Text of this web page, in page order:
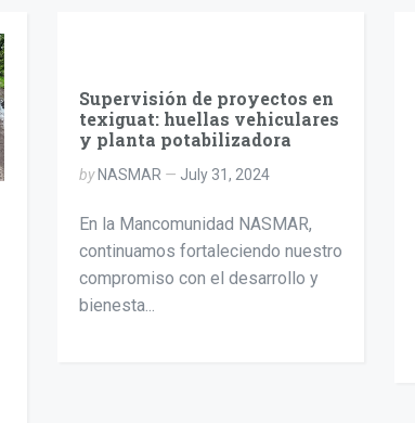
Supervisión de proyectos en
texiguat: huellas vehiculares
y planta potabilizadora
by NASMAR July 31, 2024
En la Mancomunidad NASMAR,
continuamos fortaleciendo nuestro
compromiso con el desarrollo y
bienesta...